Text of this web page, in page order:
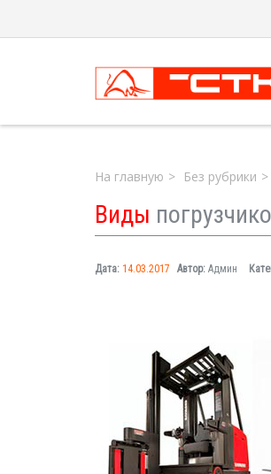
На главную Без рубрики
Виды
Дата: 14.03.2017 Автор: Админ